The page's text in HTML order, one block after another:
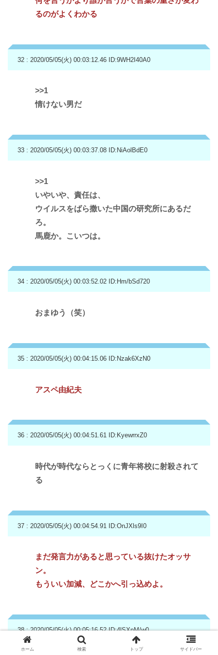
るのがよくわかる
32 : 2020/05/05(火) 00:03:12.46 ID:9WH2I40A0
>>1
情けない男だ
33 : 2020/05/05(火) 00:03:37.08 ID:NiAolBdE0
>>1
いやいや、責任は、
ウイルスをばら撒いた中国の研究所にあるだ
ろ。
馬鹿か。こいつは。
34 : 2020/05/05(火) 00:03:52.02 ID:Hm/bSd720
おまゆう（笑）
35 : 2020/05/05(火) 00:04:15.06 ID:Nzak6XzN0
アスペ由紀夫
36 : 2020/05/05(火) 00:04:51.61 ID:KyewrrxZ0
時代が時代ならとっくに青年将校に射殺されて
る
37 : 2020/05/05(火) 00:04:54.91 ID:OnJXls9I0
まだ発言力があると思っている抜けたオッサ
ン。
もういい加減、どこかへ引っ込めよ。
38 : 2020/05/05(火) 00:05:16.52ID:4lSXnM/w0
ホーム 検索 トップ サイドバー